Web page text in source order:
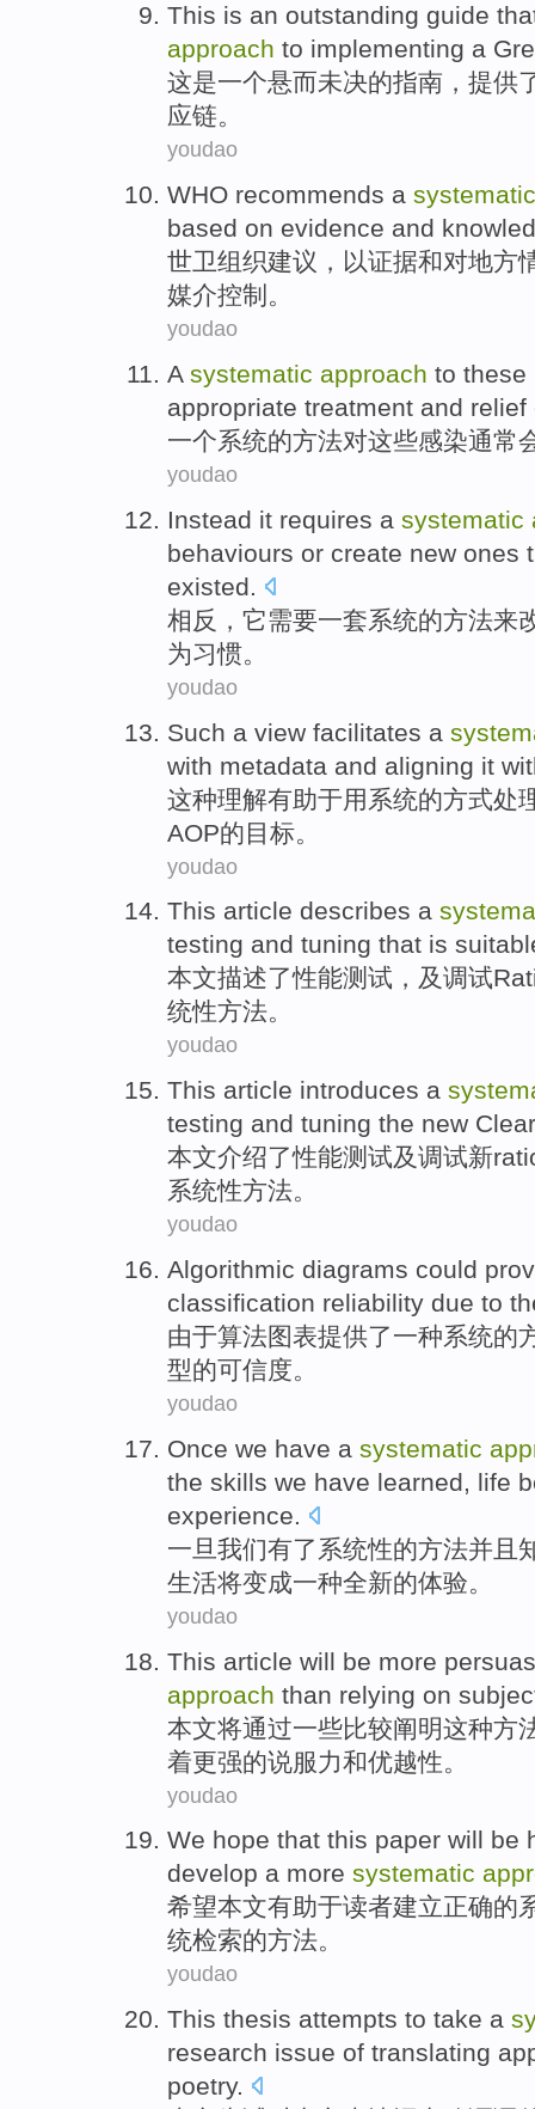
This is an outstanding guide
approach to implementing a
这是一个悬而未决的指南 ， 提供
应链。
youdao
WHO recommends a systematic
based on evidence and
世卫组织建议， 以证据和对地方
媒介控制。
youdao
A systematic approach to these
appropriate treatment and relief
一个系统的方法对这些感染通常
youdao
Instead it requires a systematic
behaviours or create new ones
existed.
相反 ， 它需要一套系统的方法来
为习惯。
youdao
Such a view facilitates a
with metadata and aligning it
这种理解有助于用 系统的方式处
AOP的目标。
youdao
This article describes a
testing and tuning that is
本文描述了性能测试 ， 及调试
统性方法。
youdao
This article introduces a
testing and tuning the new
本文介绍了性能测试及调试新
系统性方法。
youdao
Algorithmic diagrams could
classification reliability due to
由于算法图表提供了一种系统的
型的可信度。
youdao
Once we have a systematic
the skills we have learned, life
experience.
一旦 我们有了 系统性的方法并且
生活将变成一种全新的体验。
youdao
This article will be more
approach than relying on
本文将通过一些比较阐明这种方
着更强的说服力和优越性。
youdao
We hope that this paper will be
develop a more systematic
希望本文有助于读者建立正确的
统检索的方法。
youdao
This thesis attempts to take a
research issue of translating
poetry.